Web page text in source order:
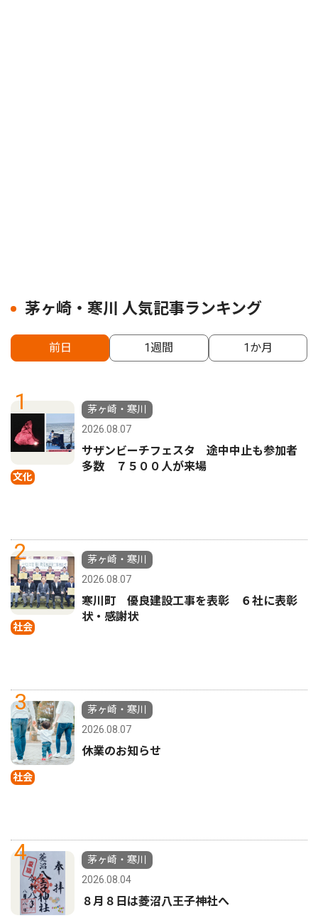
茅ヶ崎・寒川 人気記事ランキング
前日 1週間 1か月
1
文化
茅ヶ崎・寒川
2026.08.07
サザンビーチフェスタ 途中中止も参加者
多数 ７５００人が来場
2
社会
茅ヶ崎・寒川
2026.08.07
寒川町 優良建設工事を表彰 ６社に表彰
状・感謝状
3
社会
茅ヶ崎・寒川
2026.08.07
休業のお知らせ
4
茅ヶ崎・寒川
2026.08.04
８月８日は菱沼八王子神社へ